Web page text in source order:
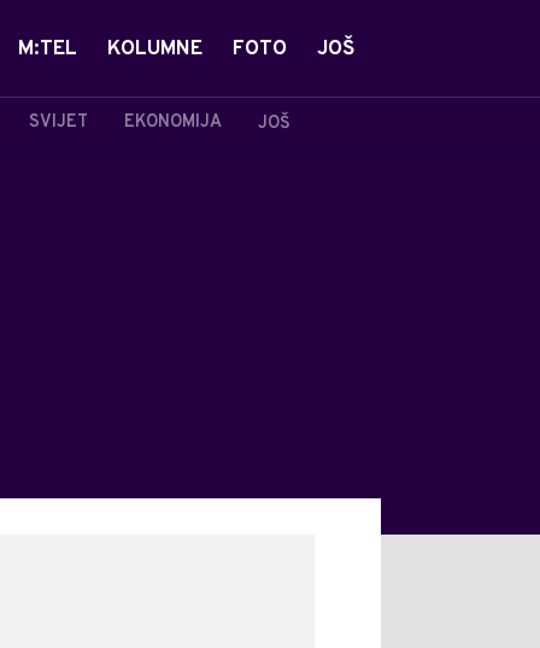
SVIJET EKONOMIJA JOŠ
M:TEL KOLUMNE FOTO JOŠ